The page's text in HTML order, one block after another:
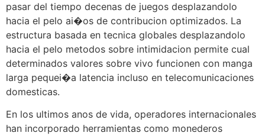
pasar del tiempo decenas de juegos desplazandolo
hacia el pelo ai�os de contribucion optimizados. La
estructura basada en tecnica globales desplazandolo
hacia el pelo metodos sobre intimidacion permite cual
determinados valores sobre vivo funcionen con manga
larga pequei�a latencia incluso en telecomunicaciones
domesticas.
En los ultimos anos de vida, operadores internacionales
han incorporado herramientas como monederos